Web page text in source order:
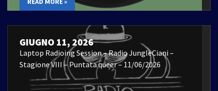
GIUGNO 11, 2026
Laptop Radioing Session – Radio JungleCiani –
Stagione VIII – Puntata queer – 11/06/2026